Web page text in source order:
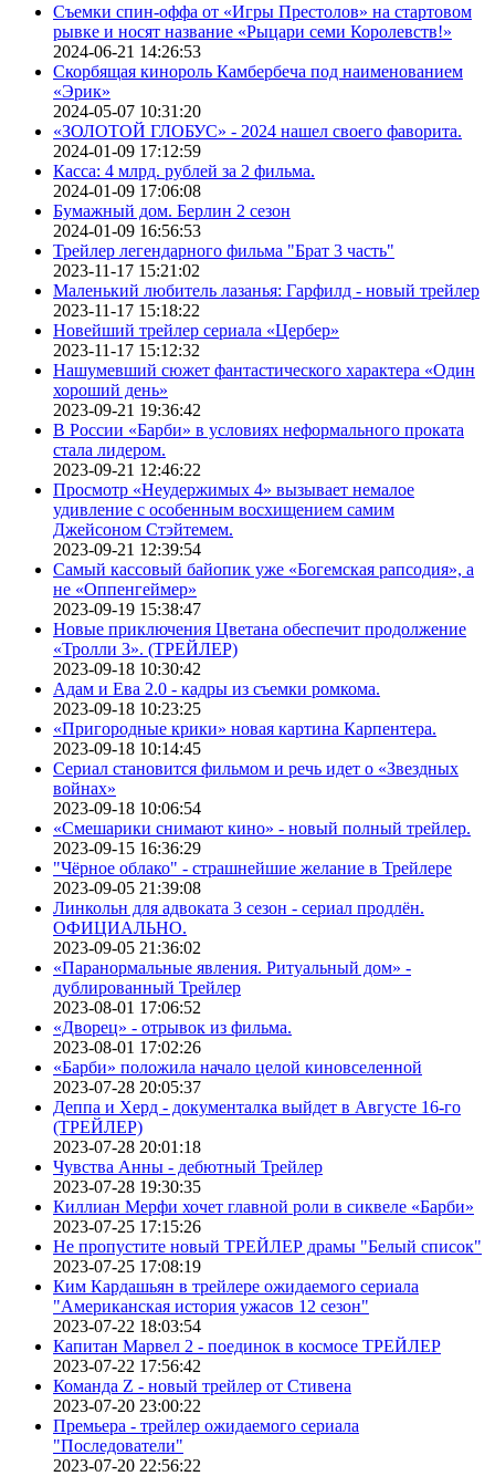
Съемки спин-оффа от «Игры Престолов» на стартовом
рывке и носят название «Рыцари семи Королевств!»
2024-06-21 14:26:53
Скорбящая кинороль Камбербеча под наименованием
«Эрик»
2024-05-07 10:31:20
«ЗОЛОТОЙ ГЛОБУС» - 2024 нашел своего фаворита.
2024-01-09 17:12:59
Касса: 4 млрд. рублей за 2 фильма.
2024-01-09 17:06:08
Бумажный дом. Берлин 2 сезон
2024-01-09 16:56:53
Трейлер легендарного фильма "Брат 3 часть"
2023-11-17 15:21:02
Маленький любитель лазанья: Гарфилд - новый трейлер
2023-11-17 15:18:22
Новейший трейлер сериала «Цербер»
2023-11-17 15:12:32
Нашумевший сюжет фантастического характера «Один
хороший день»
2023-09-21 19:36:42
В России «Барби» в условиях неформального проката
стала лидером.
2023-09-21 12:46:22
Просмотр «Неудержимых 4» вызывает немалое
удивление с особенным восхищением самим
Джейсоном Стэйтемем.
2023-09-21 12:39:54
Самый кассовый байопик уже «Богемская рапсодия», а
не «Оппенгеймер»
2023-09-19 15:38:47
Новые приключения Цветана обеспечит продолжение
«Тролли 3». (ТРЕЙЛЕР)
2023-09-18 10:30:42
Адам и Ева 2.0 - кадры из съемки ромкома.
2023-09-18 10:23:25
«Пригородные крики» новая картина Карпентера.
2023-09-18 10:14:45
Сериал становится фильмом и речь идет о «Звездных
войнах»
2023-09-18 10:06:54
«Смешарики снимают кино» - новый полный трейлер.
2023-09-15 16:36:29
"Чёрное облако" - страшнейшие желание в Трейлере
2023-09-05 21:39:08
Линкольн для адвоката 3 сезон - сериал продлён.
ОФИЦИАЛЬНО.
2023-09-05 21:36:02
«Паранормальные явления. Ритуальный дом» -
дублированный Трейлер
2023-08-01 17:06:52
«Дворец» - отрывок из фильма.
2023-08-01 17:02:26
«Барби» положила начало целой киновселенной
2023-07-28 20:05:37
Деппа и Херд - документалка выйдет в Августе 16-го
(ТРЕЙЛЕР)
2023-07-28 20:01:18
Чувства Анны - дебютный Трейлер
2023-07-28 19:30:35
Киллиан Мерфи хочет главной роли в сиквеле «Барби»
2023-07-25 17:15:26
Не пропустите новый ТРЕЙЛЕР драмы "Белый список"
2023-07-25 17:08:19
Ким Кардашьян в трейлере ожидаемого сериала
"Американская история ужасов 12 сезон"
2023-07-22 18:03:54
Капитан Марвел 2 - поединок в космосе ТРЕЙЛЕР
2023-07-22 17:56:42
Команда Z - новый трейлер от Стивена
2023-07-20 23:00:22
Премьера - трейлер ожидаемого сериала
"Последователи"
2023-07-20 22:56:22